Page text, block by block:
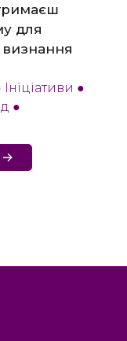
для
визнання
Ініціативи ●
●